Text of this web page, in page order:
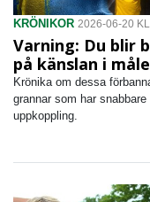
KRÖNIKOR 2026-06-20
Varning: Du blir
på känslan i
Krönika om dessa
grannar som har snabbare
uppkoppling.